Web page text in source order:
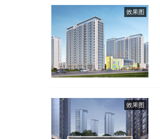
效果图
效果图